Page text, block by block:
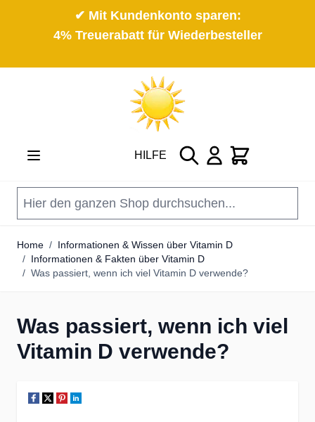
✔ Mit Kundenkonto sparen:
4% Treuerabatt für Wiederbesteller
HILFE Suche Cart
Home / Informationen & Wissen über Vitamin D
/ Informationen & Fakten über Vitamin D
/ Was passiert, wenn ich viel Vitamin D verwende?
Was passiert, wenn ich viel
Vitamin D verwende?